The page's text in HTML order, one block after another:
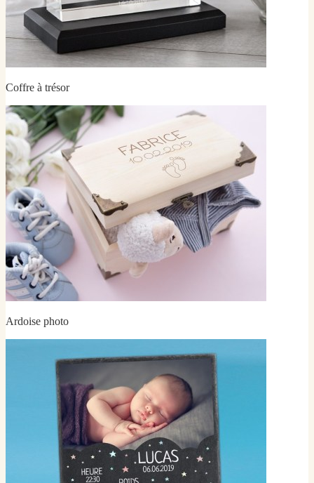
Coffre à trésor
Ardoise photo